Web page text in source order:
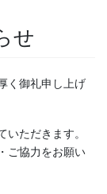
せ
く御礼申し上げ
ただきます。
ご協力をお願い